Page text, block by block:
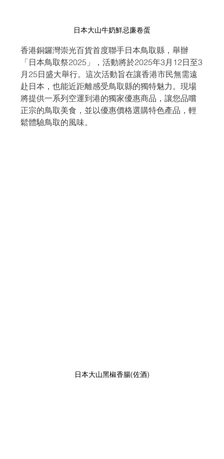
日本大山牛奶鮮忌廉卷蛋
香港銅鑼灣崇光百貨首度聯手日本鳥取縣，舉辦
「日本鳥取祭2025」，活動將於2025年3月12日至3
月25日盛大舉行。這次活動旨在讓香港市民無需遠
赴日本，也能近距離感受鳥取縣的獨特魅力。現場
將提供一系列空運到港的獨家優惠商品，讓您品嚐
正宗的鳥取美食，並以優惠價格選購特色產品，輕
鬆體驗鳥取的風味。
日本大山黑椒香腸(佐酒)